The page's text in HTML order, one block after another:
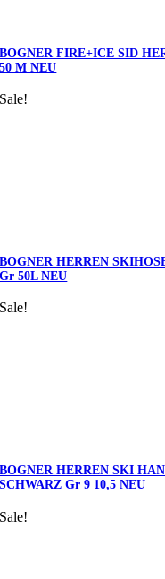
BOGNER FIRE+ICE SID
50 M NEU
Sale!
BOGNER HERREN
Gr 50L NEU
Sale!
BOGNER HERREN SKI
SCHWARZ Gr 9 10,5 NEU
Sale!